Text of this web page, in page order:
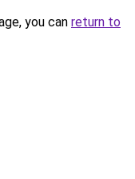
you can return to